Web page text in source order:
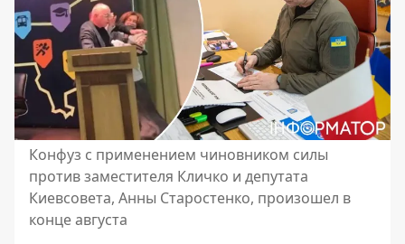
Конфуз с применением чиновником силы
против заместителя Кличко и депутата
Киевсовета, Анны Старостенко, произошел в
конце августа